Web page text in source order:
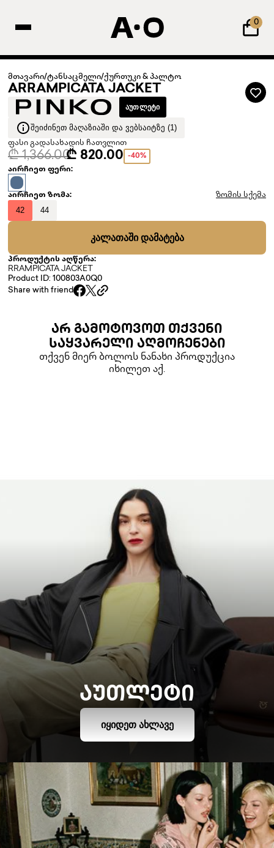
0
მთავარი/ტანსაცმელი/ქურთუკი & პალტო
ARRAMPICATA JACKET
ᲐᲣᲗᲚᲔᲢᲘ
ᲨᲔᲘᲫᲘᲜᲔᲗ ᲛᲐᲦᲐᲖᲘᲐᲨᲘ ᲓᲐ ᲕᲔᲑᲡᲐᲘᲢᲖᲔ (1)
ფასი გადასახადის ჩათვლით
₾ 1,366.00₾ 820.00 -40%
აირჩიეთ ფერი:
აირჩიეთ ზომა: ზომის სქემა
42 44
ᲙᲐᲚᲐᲗᲐᲨᲘ ᲓᲐᲛᲐᲢᲔᲑᲐ
პროდუქტის აღწერა:
RRAMPICATA JACKET
Product ID: 100803A0Q0
Share with friend
ᲐᲠ ᲒᲐᲛᲝᲢᲝᲕᲝᲗ ᲗᲥᲕᲔᲜᲘ
ᲡᲐᲧᲕᲐᲠᲔᲚᲘ ᲐᲦᲛᲝᲩᲔᲜᲔᲑᲘ
თქვენ მიერ ბოლოს ნანახი პროდუქცია
იხილეთ აქ.
ᲐᲣᲗᲚᲔᲢᲘ
ᲘᲧᲘᲓᲔᲗ ᲐᲮᲚᲐᲕᲔ